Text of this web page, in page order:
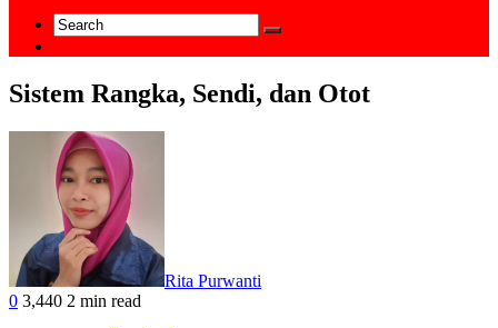
Sistem Rangka, Sendi, dan Otot
Rita Purwanti
0 3,440 2 min read